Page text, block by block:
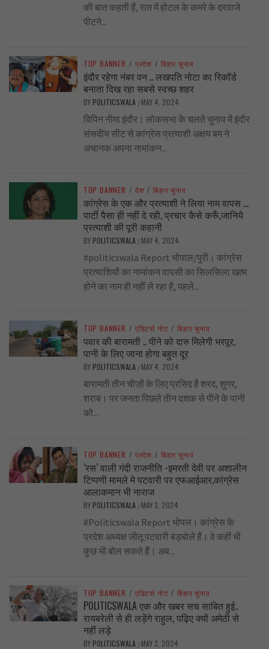
की बात कहती हैं, रात में होटल के कमरे के दरवाजे
पीटने...
TOP BANNER / प्रदेश / बिहार चुनाव
इंदौर रहेगा नंबर वन .. लखपति नोटा का रिकॉर्ड
बनाता दिख रहा सबसे स्वच्छ शहर
BY POLITICSWALA / MAY 4, 2024
विपिन नीमा इंदौर। लोकसभा के चलते चुनाव में इंदौर
संसदीय सीट से कांग्रेस प्रत्याशी अक्षय बम ने
अचानक अपना नामांकन...
TOP BANNER / देश / बिहार चुनाव
कांग्रेस के एक और प्रत्याशी ने लिया नाम वापस …
पार्टी पैसा ही नहीं दे रही, प्रचार कैसे करूँ,जानिये
प्रत्याशी की पूरी कहानी
BY POLITICSWALA / MAY 4, 2024
#politicswala Report भोपाल/पुरी। कांग्रेस
प्रत्याशियों का नामांकन वापसी का सिलसिला खत्म
होने का नाम ही नहीं ले रहा है, पहले...
TOP BANNER / एडिटर्स नोट / बिहार चुनाव
पवार की बारामती .. पीने को दारु मिलेगी भरपूर,
पानी के लिए जाना होगा बहुत दूर
BY POLITICSWALA / MAY 4, 2024
बारामती तीन चीज़ों के लिए प्रसिद्द है शरद, शुगर,
शराब। पर जनता पिछले तीन दशक से पीने के पानी
को...
TOP BANNER / प्रदेश / बिहार चुनाव
‘रस’ वाली गंदी राजनीति -इमरती देवी पर अशालीन
टिप्पणी मामले मे पटवारी पर एफआईआर,कांग्रेस
आलाकमान भी नाराज
BY POLITICSWALA / MAY 3, 2024
#Politicswala Report भोपल। कांग्रेस के
प्रदेश अध्यक्ष जीतू पटवारी बड़बोले हैं। वे कहीं भी
कुछ भी बोल सकते हैं। अब...
TOP BANNER / एडिटर्स नोट / बिहार चुनाव
POLITICSWALA एक और खबर सच साबित हुई..
रायबरेली से ही लड़ेंगे राहुल, पढ़िए क्यों अमेठी से
नहीं लड़े
BY POLITICSWALA / MAY 3, 2024